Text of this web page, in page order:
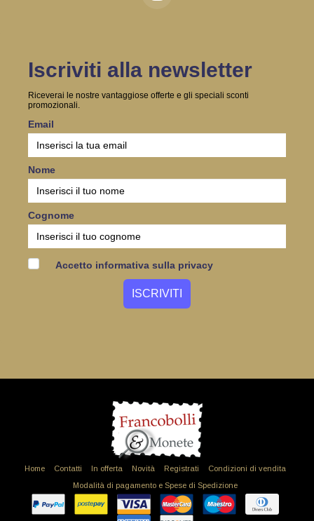
Iscriviti alla newsletter
Riceverai le nostre vantaggiose offerte e gli speciali sconti
promozionali.
Email
Nome
Cognome
Accetto informativa sulla privacy
Home Contatti In offerta Novità Registrati
Condizioni di vendita
Modalità di pagamento e Spese di Spedizione